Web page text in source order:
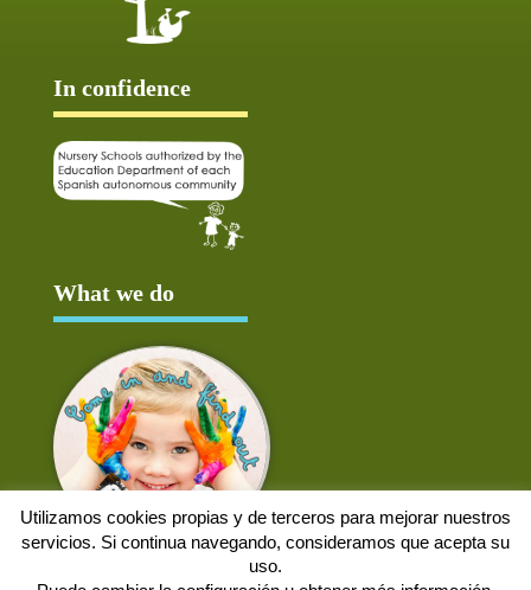
In confidence
What we do
Utilizamos cookies propias y de terceros para mejorar nuestros
servicios. Si continua navegando, consideramos que acepta su
uso.